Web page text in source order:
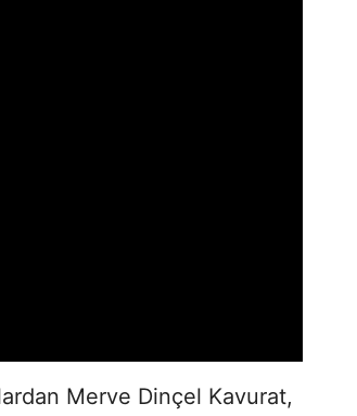
Merve Dinçel Kavurat,